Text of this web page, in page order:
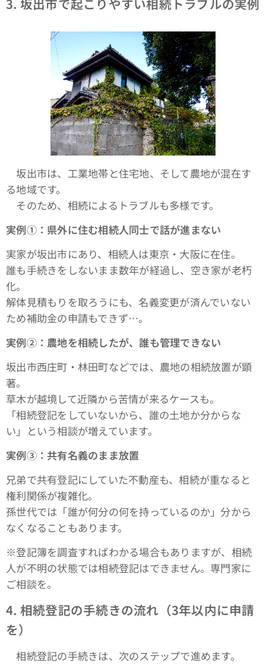
3. 坂出市で起こりやすい相続トラブルの実例
坂出市は、工業地帯と住宅地、そして農地が混在す
る地域です。
そのため、相続によるトラブルも多様です。
実例①：県外に住む相続人同士で話が進まない
実家が坂出市にあり、相続人は東京・大阪に在住。
誰も手続きをしないまま数年が経過し、空き家が老朽
化。
解体見積もりを取ろうにも、名義変更が済んでいない
ため補助金の申請もできず…。
実例②：農地を相続したが、誰も管理できない
坂出市西庄町・林田町などでは、農地の相続放置が顕
著。
草木が越境して近隣から苦情が来るケースも。
「相続登記をしていないから、誰の土地か分からな
い」という相談が増えています。
実例③：共有名義のまま放置
兄弟で共有登記にしていた不動産も、相続が重なると
権利関係が複雑化。
孫世代では「誰が何分の何を持っているのか」分から
なくなることもあります。
※登記簿を調査すればわかる場合もありますが、相続
人が不明の状態では相続登記はできません。専門家に
ご相談を。
4. 相続登記の手続きの流れ（3年以内に申請
を）
相続登記の手続きは、次のステップで進めます。